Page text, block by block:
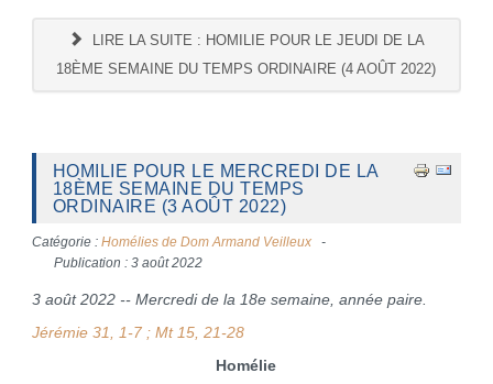
LIRE LA SUITE : HOMILIE POUR LE JEUDI DE LA
18ÈME SEMAINE DU TEMPS ORDINAIRE (4 AOÛT 2022)
HOMILIE POUR LE MERCREDI DE LA
18ÈME SEMAINE DU TEMPS
ORDINAIRE (3 AOÛT 2022)
Catégorie : Homélies de Dom Armand Veilleux
Publication : 3 août 2022
3 août 2022 -- Mercredi de la 18e semaine, année paire.
Jérémie 31, 1-7 ; Mt 15, 21-28
Homélie